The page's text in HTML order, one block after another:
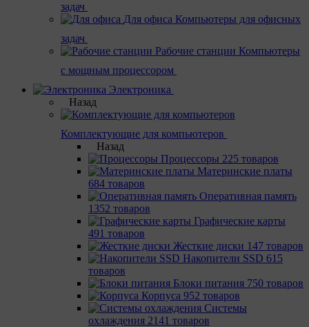
задач
Для офиса Компьютеры для офисных
задач
Рабочие станции Компьютеры
с мощным процессором
Электроника
Назад
Комплектующие для компьютеров
Назад
Процессоры 225 товаров
Материнcкие платы
684 товаров
Оперативная память
1352 товаров
Графические карты
491 товаров
Жесткие диски 147 товаров
Накопители SSD 615
товаров
Блоки питания 750 товаров
Корпуса 952 товаров
Системы
охлаждения 2141 товаров